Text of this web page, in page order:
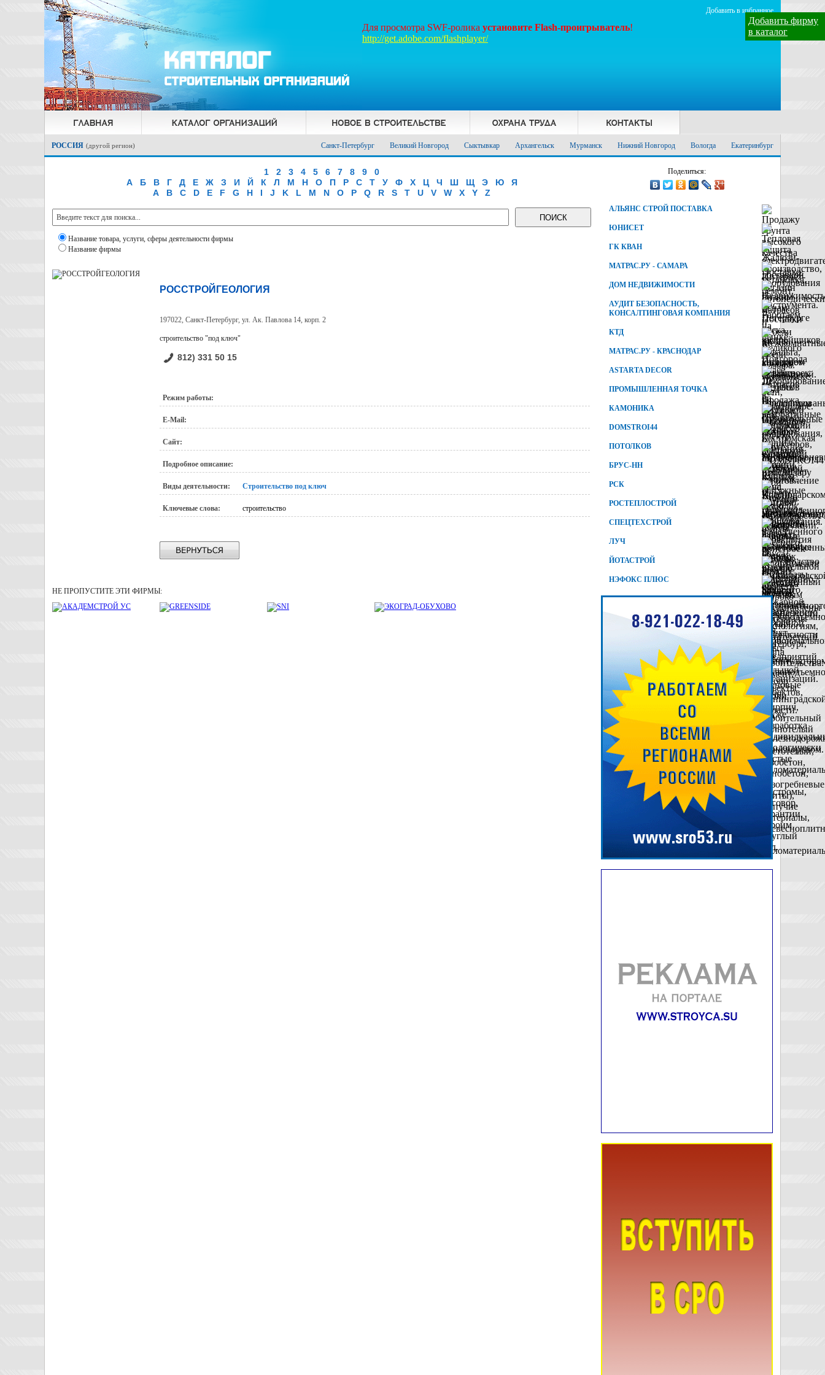
Добавить в избранное
Для просмотра SWF-ролика установите Flash-проигрыватель!
http://get.adobe.com/flashplayer/
РОССИЯ (другой регион) Екатеринбург
Вологда
Нижний Новгород
Мурманск
Архангельск
Сыктывкар
Великий Новгород
Санкт-Петербург
1 2 3 4 5 6 7 8 9
0
А
Б В Г Д Е Ж З И Й К Л М Н О П Р С Т У Ф Х Ц Ч Ш Щ Э Ю
Я
A
B C D E F G H I J K L M N O P Q R S T U V W X Y Z
Название товара, услуги, сферы деятельности фирмы
Название фирмы
РОССТРОЙГЕОЛОГИЯ
197022, Санкт-Петербург, ул. Ак. Павлова 14, корп. 2
строительство "под ключ"
812) 331 50 15
Режим работы:
E-Mail:
Сайт:
Подробное описание:
Виды деятельности: Строительство под ключ
Ключевые слова: строительство
НЕ ПРОПУСТИТЕ ЭТИ ФИРМЫ:
Поделиться:
АЛЬЯНС СТРОЙ ПОСТАВКА
ЮНИСЕТ
ГК КВАН
МАТРАС.РУ - САМАРА
ДОМ НЕДВИЖИМОСТИ
АУДИТ БЕЗОПАСНОСТЬ,
КОНСАЛТИНГОВАЯ КОМПАНИЯ
КТД
МАТРАС.РУ - КРАСНОДАР
ASTARTA DECOR
ПРОМЫШЛЕННАЯ ТОЧКА
КАМОНИКА
DOMSTROI44
ПОТОЛКОВ
БРУС-НН
РСК
РОСТЕПЛОСТРОЙ
СПЕЦТЕХСТРОЙ
ЛУЧ
ЙОТАСТРОЙ
НЭФОКС ПЛЮС
Добавить фирму
в каталог